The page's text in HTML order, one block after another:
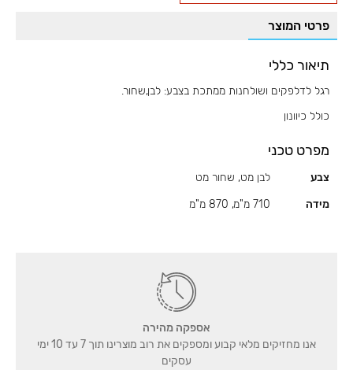
כוונון,
דגם
LG60
פרטי המוצר
תיאור כללי
רגל לדלפקים ושולחנות ממתכת בצבע: לבן,שחור.
כולל כיוונון
מפרט טכני
צבע
לבן מט, שחור מט
מידה
710 מ"מ, 870 מ"מ
אספקה מהירה
אנו מחזיקים מלאי קבוע ומספקים את רוב מוצרינו תוך 7 עד 10 ימי
עסקים